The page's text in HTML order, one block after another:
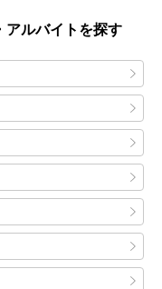
アルバイトを探す